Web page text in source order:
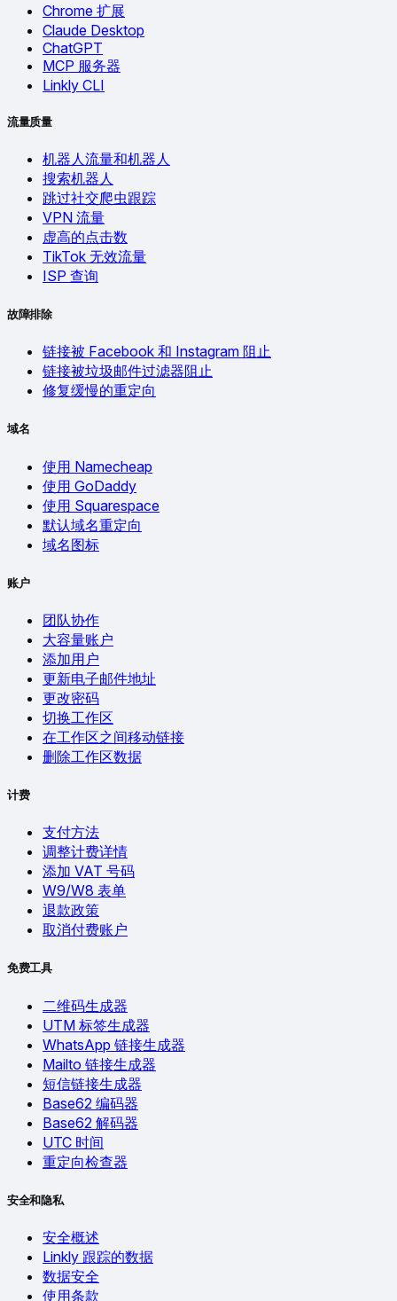
Chrome 扩展
Claude Desktop
ChatGPT
MCP 服务器
Linkly CLI
流量质量
机器人流量和机器人
搜索机器人
跳过社交爬虫跟踪
VPN 流量
虚高的点击数
TikTok 无效流量
ISP 查询
故障排除
链接被 Facebook 和 Instagram 阻止
链接被垃圾邮件过滤器阻止
修复缓慢的重定向
域名
使用 Namecheap
使用 GoDaddy
使用 Squarespace
默认域名重定向
域名图标
账户
团队协作
大容量账户
添加用户
更新电子邮件地址
更改密码
切换工作区
在工作区之间移动链接
删除工作区数据
计费
支付方法
调整计费详情
添加 VAT 号码
W9/W8 表单
退款政策
取消付费账户
免费工具
二维码生成器
UTM 标签生成器
WhatsApp 链接生成器
Mailto 链接生成器
短信链接生成器
Base62 编码器
Base62 解码器
UTC 时间
重定向检查器
安全和隐私
安全概述
Linkly 跟踪的数据
数据安全
使用条款